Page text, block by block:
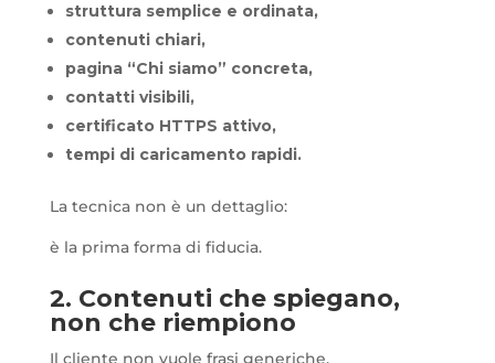
struttura semplice e ordinata,
contenuti chiari,
pagina “Chi siamo” concreta,
contatti visibili,
certificato HTTPS attivo,
tempi di caricamento rapidi.
La tecnica non è un dettaglio:
è la prima forma di fiducia.
2. Contenuti che spiegano,
non che riempiono